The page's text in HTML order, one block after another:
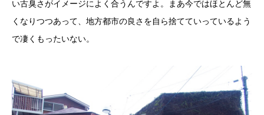
い古臭さがイメージによく合うんですよ。まあ今ではほとんど無
くなりつつあって、地方都市の良さを自ら捨てていっているよう
で凄くもったいない。